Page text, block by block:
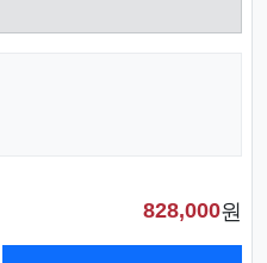
828,000원